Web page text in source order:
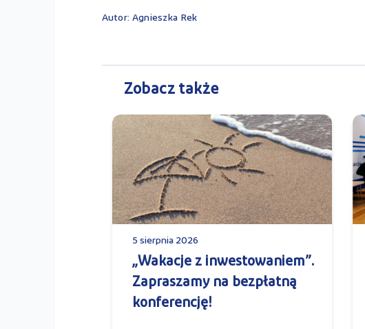
Autor: Agnieszka Rek
Zobacz także
5 sierpnia 2026
„Wakacje z inwestowaniem”.
Zapraszamy na bezpłatną
konferencję!